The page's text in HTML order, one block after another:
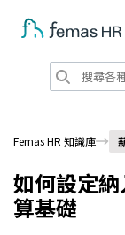
Femas HR 知識庫
如何設定
算基礎